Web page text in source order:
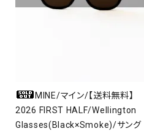
MINE/マイン/【送料無料】
2026 FIRST HALF/Wellington
Glasses(Black×Smoke)/サング